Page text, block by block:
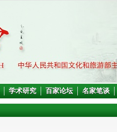
学术研究 百家论坛 名家笔谈